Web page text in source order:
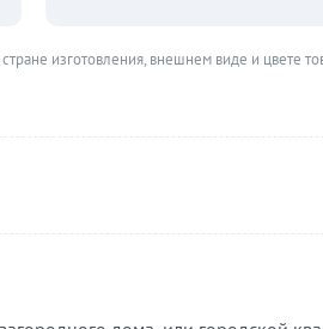
изготовления, внешнем виде и цвете